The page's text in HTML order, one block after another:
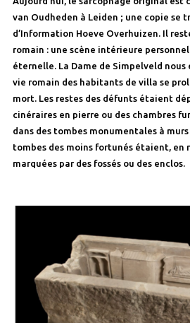
van Oudheden à Leiden ; une copie se
d’Information Hoeve Overhuizen. Il
romain : une scène intérieure
éternelle. La Dame de Simpelveld nous
vie romain des habitants de villa se
mort. Les restes des défunts étaient
cinéraires en pierre ou des chambres
dans des tombes monumentales à
tombes des moins fortunés étaient, en
marquées par des fossés ou des enclos.